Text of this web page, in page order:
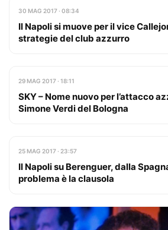
30 MAG 2017 · 08:34
Il Napoli si muove per il vice
strategie del club azzurro
29 MAG 2017 · 18:11
SKY – Nome nuovo per l’attacco
Simone Verdi del Bologna
25 MAG 2017 · 23:57
Il Napoli su Berenguer, dalla
problema è la clausola